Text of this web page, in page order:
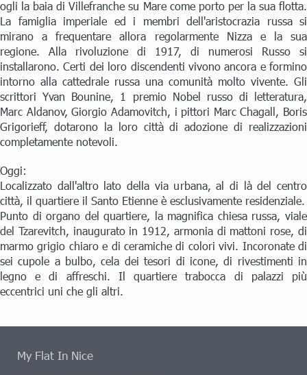
ogli la baia di Villefranche su Mare come porto per la sua flotta.
La famiglia imperiale ed i membri dell'aristocrazia russa si
mirano a frequentare allora regolarmente Nizza e la sua
regione. Alla rivoluzione di 1917, di numerosi Russo si
installarono. Certi dei loro discendenti vivono ancora e formino
intorno alla cattedrale russa una comunità molto vivente. Gli
scrittori Yvan Bounine, 1 premio Nobel russo di letteratura,
Marc Aldanov, Giorgio Adamovitch, i pittori Marc Chagall, Boris
Grigorieff, dotarono la loro città di adozione di realizzazioni
completamente notevoli.
Oggi:
Localizzato dall'altro lato della via urbana, al di là del centro
città, il quartiere il Santo Etienne è esclusivamente residenziale.
Punto di organo del quartiere, la magnifica chiesa russa, viale
del Tzarevitch, inaugurato in 1912, armonia di mattoni rose, di
marmo grigio chiaro e di ceramiche di colori vivi. Incoronate di
sei cupole a bulbo, cela dei tesori di icone, di rivestimenti in
legno e di affreschi. Il quartiere trabocca di palazzi più
eccentrici uni che gli altri.
My Flat In Nice